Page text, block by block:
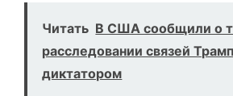
Читать В США сообщили о
расследовании связей
диктатором